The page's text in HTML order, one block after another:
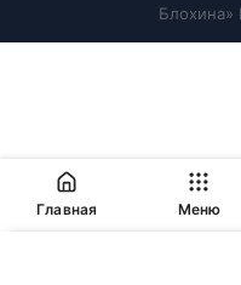
Блохина»
Главная Меню